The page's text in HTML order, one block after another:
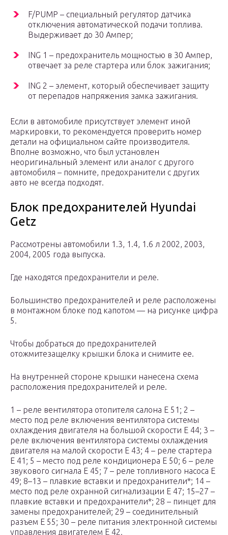
F/PUMP – специальный регулятор датчика
отключения автоматической подачи топлива.
Выдерживает до 30 Ампер;
ING 1 – предохранитель мощностью в 30 Ампер,
отвечает за реле стартера или блок зажигания;
ING 2 – элемент, который обеспечивает защиту
от перепадов напряжения замка зажигания.
Если в автомобиле присутствует элемент иной
маркировки, то рекомендуется проверить номер
детали на официальном сайте производителя.
Вполне возможно, что был установлен
неоригинальный элемент или аналог с другого
автомобиля – помните, предохранители с других
авто не всегда подходят.
Блок предохранителей Hyundai
Getz
Рассмотрены автомобили 1.3, 1.4, 1.6 л 2002, 2003,
2004, 2005 года выпуска.
Где находятся предохранители и реле.
Большинство предохранителей и реле расположены
в монтажном блоке под капотом — на рисунке цифра
5.
Чтобы добраться до предохранителей
отожмитезащелку крышки блока и снимите ее.
На внутренней стороне крышки нанесена схема
расположения предохранителей и реле.
1 – реле вентилятора отопителя салона Е 51; 2 –
место под реле включения вентилятора системы
охлаждения двигателя на большой скорости Е 44; 3 –
реле включения вентилятора системы охлаждения
двигателя на малой скорости Е 43; 4 – реле стартера
Е 41; 5 – место под реле кондиционера Е 50; 6 – реле
звукового сигнала Е 45; 7 – реле топливного насоса Е
49; 8–13 – плавкие вставки и предохранители*; 14 –
место под реле охранной сигнализации Е 47; 15–27 –
плавкие вставки и предохранители*; 28 – пинцет для
замены предохранителей; 29 – соединительный
разъем Е 55; 30 – реле питания электронной системы
управления двигателем Е 42.